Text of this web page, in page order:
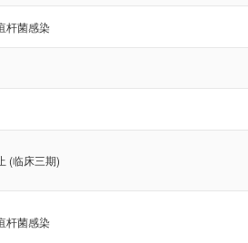
杆菌感染
(临床三期)
杆菌感染